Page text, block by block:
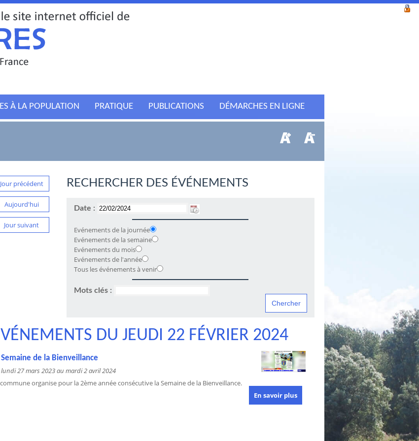
À LA POPULATION PRATIQUE PUBLICATIONS DÉMARCHES EN LIGNE
Jour précédent
Aujourd'hui
Jour suivant
RECHERCHER DES ÉVÉNEMENTS
Date :
Evénements de la journée
Evénements de la semaine
Evénements du mois
Evénements de l'année
Tous les événements à venir
Mots clés :
DU JEUDI 22 FÉVRIER 2024
Semaine de la Bienveillance
27 mars 2023 au mardi 2 avril 2024
organise pour la 2ème année consécutive la Semaine de la Bienveillance.
En savoir plus